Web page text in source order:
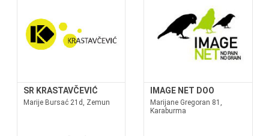
SR KRASTAVČEVIĆ
Marije Bursać 21d, Zemun
IMAGE NET DOO
Marijane Gregoran 81,
Karaburma